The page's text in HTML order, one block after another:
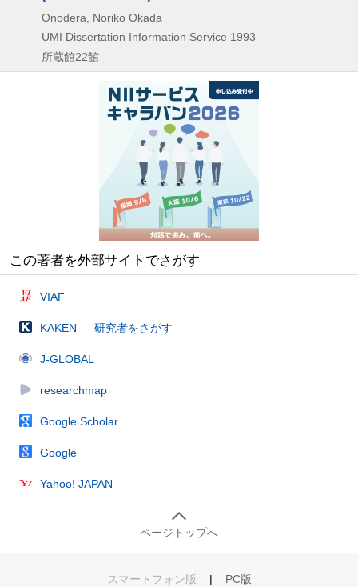
Onodera, Noriko Okada
UMI Dissertation Information Service 1993
所蔵館22館
この著者を外部サイトでさがす
VIAF
KAKEN — 研究者をさがす
J-GLOBAL
researchmap
Google Scholar
Google
Yahoo! JAPAN
ページトップへ
スマートフォン版 | PC版